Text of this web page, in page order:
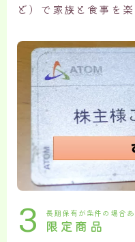
ど）で家族と食事を
3 長期保有が条件の場合あ
限定商品